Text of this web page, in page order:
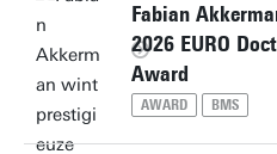
Fabian
2026 EURO
Award
AWARD BMS